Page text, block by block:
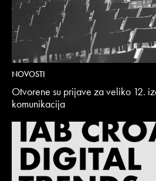
NOVOSTI
Otvorene su prijave za veliko 12.
komunikacija